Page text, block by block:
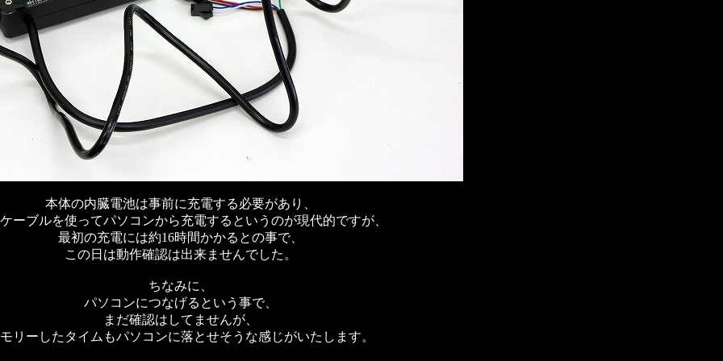
本体の内臓電池は事前に充電する必要があり、
ーブルを使ってパソコンから充電するというのが現代的ですが、
最初の充電には約16時間かかるとの事で、
この日は動作確認は出来ませんでした。
ちなみに、
パソコンにつなげるという事で、
まだ確認はしてませんが、
リーしたタイムもパソコンに落とせそうな感じがいたします。